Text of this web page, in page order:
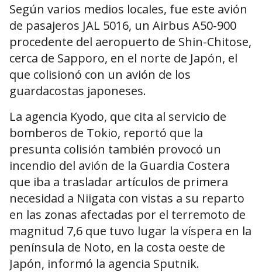
Según varios medios locales, fue este avión
de pasajeros JAL 5016, un Airbus A50-900
procedente del aeropuerto de Shin-Chitose,
cerca de Sapporo, en el norte de Japón, el
que colisionó con un avión de los
guardacostas japoneses.
La agencia Kyodo, que cita al servicio de
bomberos de Tokio, reportó que la
presunta colisión también provocó un
incendio del avión de la Guardia Costera
que iba a trasladar artículos de primera
necesidad a Niigata con vistas a su reparto
en las zonas afectadas por el terremoto de
magnitud 7,6 que tuvo lugar la víspera en la
península de Noto, en la costa oeste de
Japón, informó la agencia Sputnik.